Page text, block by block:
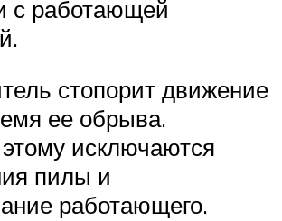
с работающей
стопорит движение
ее обрыва.
исключаются
пилы и
работающего.